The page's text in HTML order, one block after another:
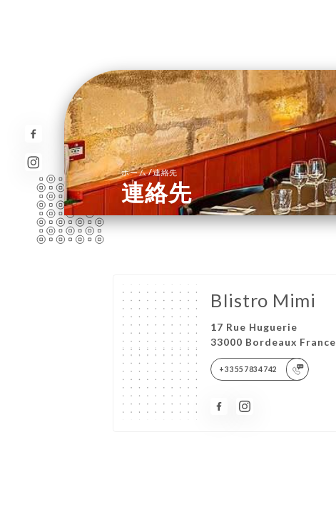
ホーム/連絡先
連絡先
BIistro Mimi
17 Rue Huguerie
33000 Bordeaux France
+33557834742